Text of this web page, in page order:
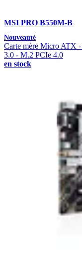
MSI PRO B550M-B
Nouveauté
Carte mère Micro ATX
3.0 - M.2 PCIe 4.0
en stock